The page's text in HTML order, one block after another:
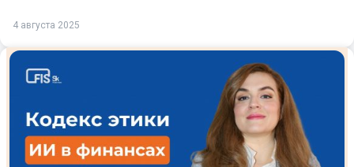
4 августа 2025